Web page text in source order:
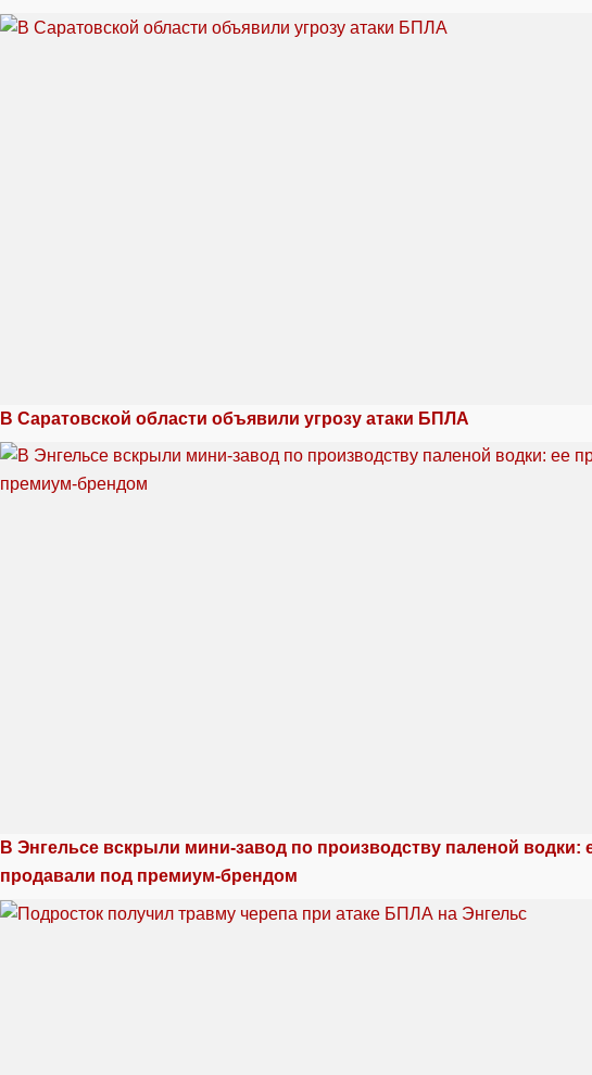
В Саратовской области объявили угрозу атаки БПЛА
В Энгельсе вскрыли мини-завод по производству паленой водки:
продавали под премиум-брендом